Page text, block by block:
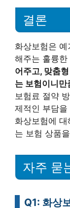
결론
화상보험은
해주는 훌륭한
어주고, 맞춤
는 보험이니만
보험료 절약
제적인 부담
화상보험에
는 보험 상품
자주 묻
Q1: 화상